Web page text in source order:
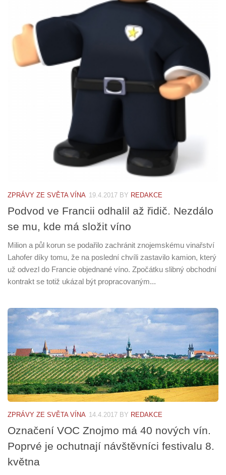
ZPRÁVY ZE SVĚTA VÍNA 19.4.2017 BY REDAKCE
Podvod ve Francii odhalil až řidič. Nezdálo
se mu, kde má složit víno
Milion a půl korun se podařilo zachránit znojemskému vinařství
Lahofer díky tomu, že na poslední chvíli zastavilo kamion, který
už odvezl do Francie objednané víno. Zpočátku slibný obchodní
kontrakt se totiž ukázal být propracovaným...
ZPRÁVY ZE SVĚTA VÍNA 14.4.2017 BY REDAKCE
Označení VOC Znojmo má 40 nových vín.
Poprvé je ochutnají návštěvníci festivalu 8.
května